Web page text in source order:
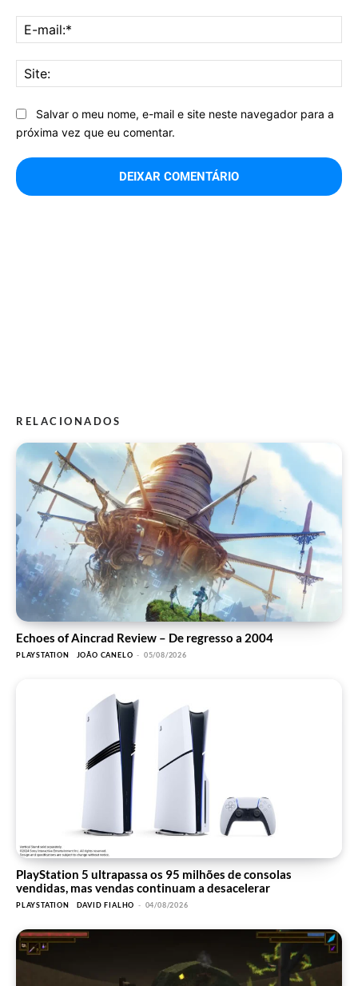
Salvar o meu nome, e-mail e site neste navegador para a
próxima vez que eu comentar.
RELACIONADOS
Echoes of Aincrad Review – De regresso a 2004
PLAYSTATION JOÃO CANELO - 05/08/2026
PlayStation 5 ultrapassa os 95 milhões de consolas
vendidas, mas vendas continuam a desacelerar
PLAYSTATION DAVID FIALHO - 04/08/2026